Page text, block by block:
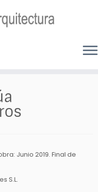
Junio 2019. Final de
S.L.